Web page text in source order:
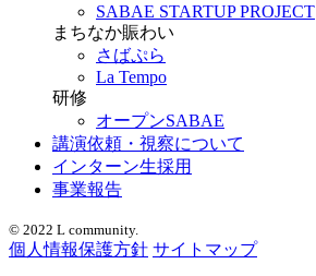
SABAE STARTUP PROJECT
まちなか賑わい
さばぷら
La Tempo
研修
オープンSABAE
講演依頼・視察について
インターン生採用
事業報告
© 2022 L community.
個人情報保護方針 サイトマップ